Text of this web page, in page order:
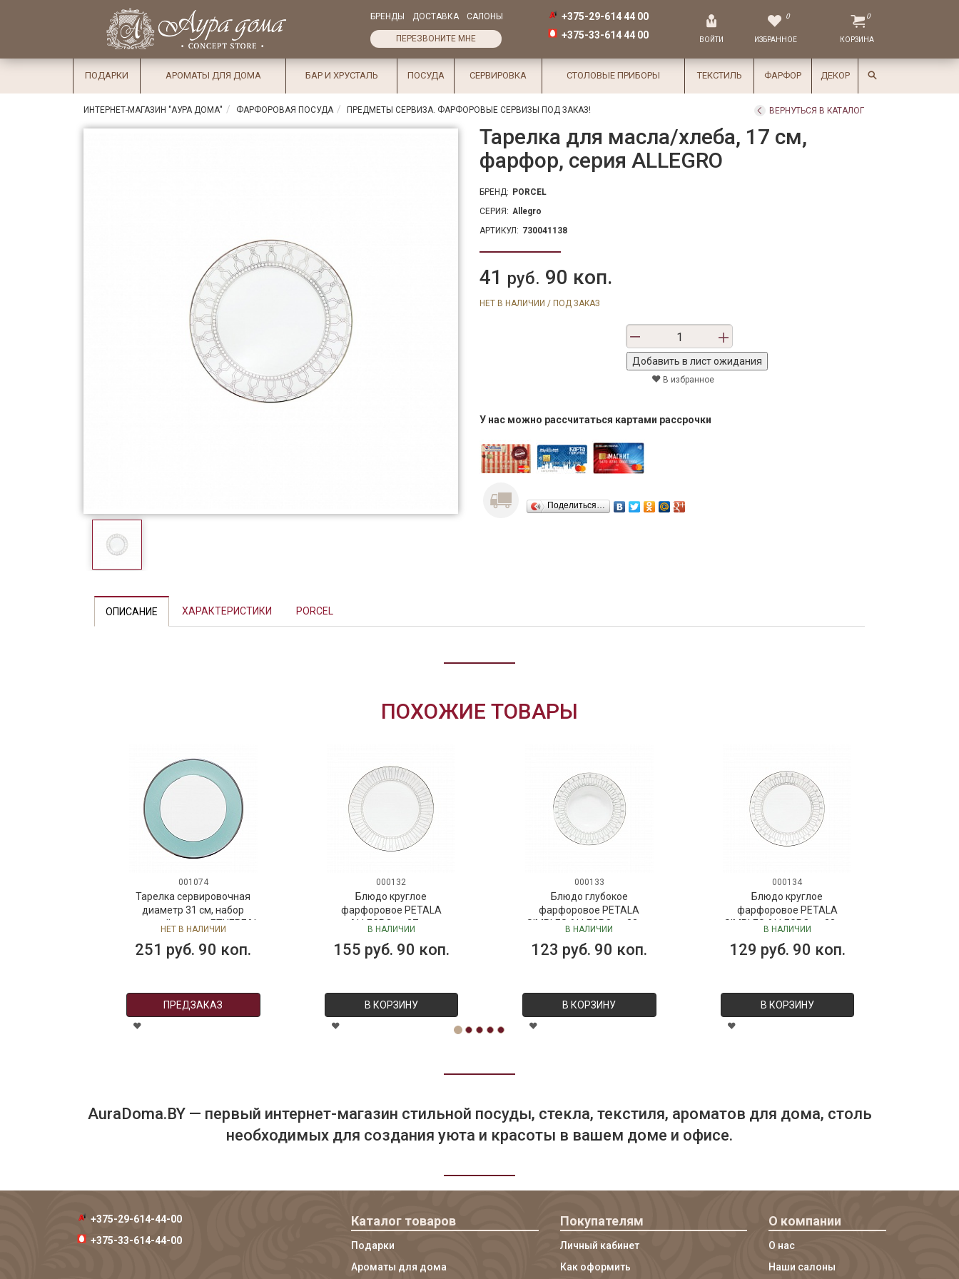
Избранное
×
СалоныДоставка
Оплата
Подарки
Ароматы
для дома
БРЕНДЫ ДОСТАВКА САЛОНЫ
ПЕРЕЗВОНИТЕ МНЕ
+375-29-614 44 00
+375-33-614 44 00
ВОЙТИ
0
ИЗБРАННОЕ
0
КОРЗИНА
ПОДАРКИ АРОМАТЫ ДЛЯ ДОМА БАР И ХРУСТАЛЬ ПОСУДА СЕРВИРОВКА СТОЛОВЫЕ ПРИБОРЫ ТЕКСТИЛЬ ФАРФОР ДЕКОР
ИНТЕРНЕТ-МАГАЗИН "АУРА ДОМА" ФАРФОРОВАЯ ПОСУДА ПРЕДМЕТЫ СЕРВИЗА. ФАРФОРОВЫЕ СЕРВИЗЫ ПОД ЗАКАЗ! ВЕРНУТЬСЯ В КАТАЛОГ
Тарелка для масла/хлеба, 17 см,
фарфор, серия ALLEGRO
БРЕНД: PORCEL
СЕРИЯ: Allegro
АРТИКУЛ: 730041138
41 руб. 90 коп.
НЕТ В НАЛИЧИИ / ПОД ЗАКАЗ
В избранное
У нас можно рассчитаться картами рассрочки
Поделиться…
ОПИСАНИЕ ХАРАКТЕРИСТИКИ PORCEL
ПОХОЖИЕ ТОВАРЫ
001074
Тарелка сервировочная
диаметр 31 см, набор
столовой посуды ETHEREAL
НЕТ В НАЛИЧИИ
251 руб. 90 коп.
ПРЕДЗАКАЗ
000132
Блюдо круглое
фарфоровое PETALA
ALLEGRO, д. 27 см
В НАЛИЧИИ
155 руб. 90 коп.
В КОРЗИНУ
000133
Блюдо глубокое
фарфоровое PETALA
SIMPLES ALLEGRO, д. 22 см
В НАЛИЧИИ
123 руб. 90 коп.
В КОРЗИНУ
000134
Блюдо круглое
фарфоровое PETALA
SIMPLES ALLEGRO, д. 23 см
В НАЛИЧИИ
129 руб. 90 коп.
В КОРЗИНУ
AuraDoma.BY — первый интернет-магазин стильной посуды, стекла, текстиля, ароматов для дома, столь
необходимых для создания уюта и красоты в вашем доме и офисе.
+375-29-614-44-00
+375-33-614-44-00
Каталог товаров
Подарки
Ароматы для дома
Покупателям
Личный кабинет
Как оформить
О компании
О нас
Наши салоны